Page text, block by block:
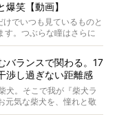
笑【動画】
でいつも見ているものと
す。つぶらな瞳はさらに
さらにモフモフに見えま
バランスで関わる。17
渉し過ぎない距離感
犬。そこで我が『柴犬ラ
元気な柴犬を、憧れと敬
でいます。 この特集で